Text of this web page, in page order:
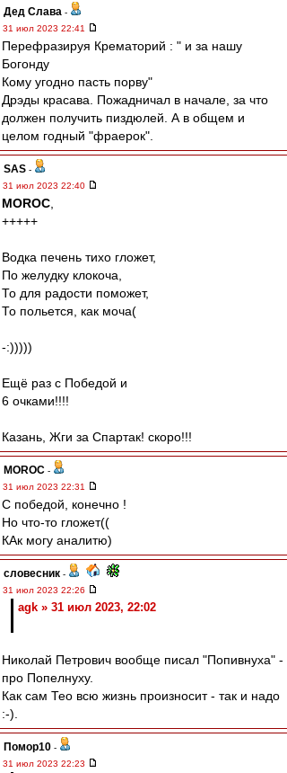
Дед Слава -
31 июл 2023 22:41
Перефразируя Крематорий : " и за нашу
Богонду
Кому угодно пасть порву"
Дрэды красава. Пожадничал в начале, за что
должен получить пиздюлей. А в общем и
целом годный "фраерок".
SAS -
31 июл 2023 22:40
MOROC
+++++
Водка печень тихо гложет,
По желудку клокоча,
То для радости поможет,
То польется, как моча(
-:)))))
Ещё раз с Победой и
6 очками!!!!
Казань, Жги за Спартак! скоро!!!
MOROC -
31 июл 2023 22:31
С победой, конечно !
Но что-то гложет((
КАк могу аналитю)
словесник -
31 июл 2023 22:26
agk » 31 июл 2023, 22:02
Николай Петрович вообще писал "Попивнуха" -
про Попелнуху.
Как сам Тео всю жизнь произносит - так и надо
:-).
Помор10 -
31 июл 2023 22:23